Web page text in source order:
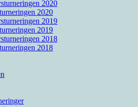
2020
2020
2019
2019
2018
2018